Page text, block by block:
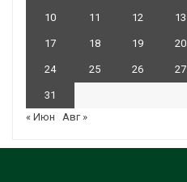
10 11 12 13
17 18 19 20
24 25 26 27
31
« Июн
Авг »